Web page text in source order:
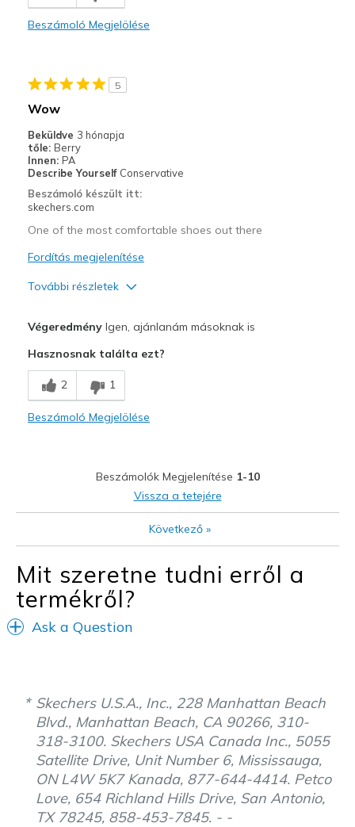
Legjobb használat
Casual Wear
View On Shoes
Beszámoló Megjelölése
5
Wow
Beküldve 3 hónapja
tőle: Berry
Innen: PA
Describe Yourself Conservative
Beszámoló készült itt:
skechers.com
One of the most comfortable shoes out there
Fordítás megjelenítése
További részletek
Comfortable
Stylish
Travel
Sizing
Feels true to size
View On Shoes
Shoes are for Wearing
VégeredményIgen, ajánlanám másoknak is
Hasznosnak találta ezt?
2 1
Beszámoló Megjelölése
Beszámolók Megjelenítése 1-10
Vissza a tetejére
Következő»
Mit szeretne tudni erről a
termékről?
Ask a Question
Skechers U.S.A., Inc., 228 Manhattan Beach
Blvd., Manhattan Beach, CA 90266, 310-
318-3100. Skechers USA Canada Inc., 5055
Satellite Drive, Unit Number 6, Mississauga,
ON L4W 5K7 Kanada, 877-644-4414. Petco
Love, 654 Richland Hills Drive, San Antonio,
TX 78245, 858-453-7845. - -